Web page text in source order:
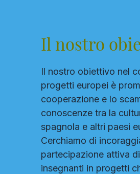
Il nostro
Il nostro obiettivo nel
progetti europei è
cooperazione e lo
conoscenze tra la
spagnola e altri paesi
Cerchiamo di
partecipazione attiva
insegnanti in progetti